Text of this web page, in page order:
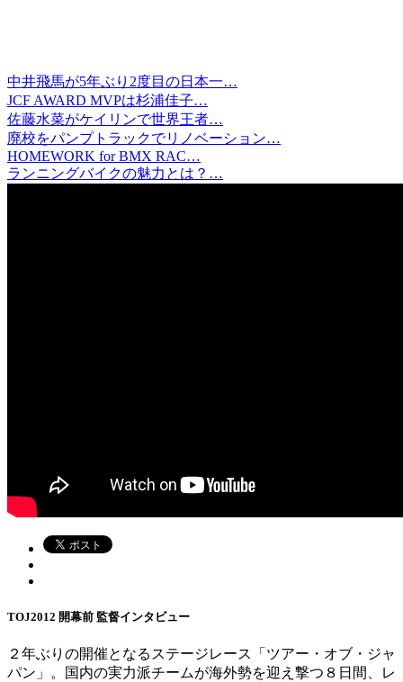
中井飛馬が5年ぶり2度目の日本一…
JCF AWARD MVPは杉浦佳子…
佐藤水菜がケイリンで世界王者…
廃校をパンプトラックでリノベーション…
HOMEWORK for BMX RAC…
ランニングバイクの魅力とは？…
TOJ2012 開幕前 監督インタビュー
２年ぶりの開催となるステージレース「ツアー・オブ・ジャ
パン」。国内の実力派チームが海外勢を迎え撃つ８日間、レ